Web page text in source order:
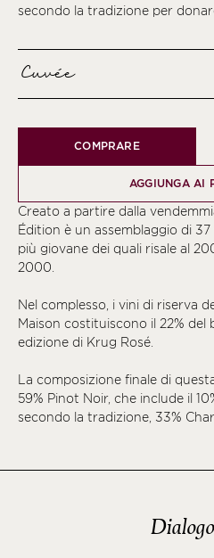
secondo la tradizione per
Cuvée
ème
ème
ème
ème
ème
ème
ème
COMPRARE
AGGIUNGA AI
Creato a partire dalla
Édition è un assemblaggio di
più giovane dei quali risale al
2000.
Nel complesso, i vini di riserva
Maison costituiscono il 22%
edizione di Krug Rosé.
La composizione finale di
59% Pinot Noir, che include il
secondo la tradizione, 33%